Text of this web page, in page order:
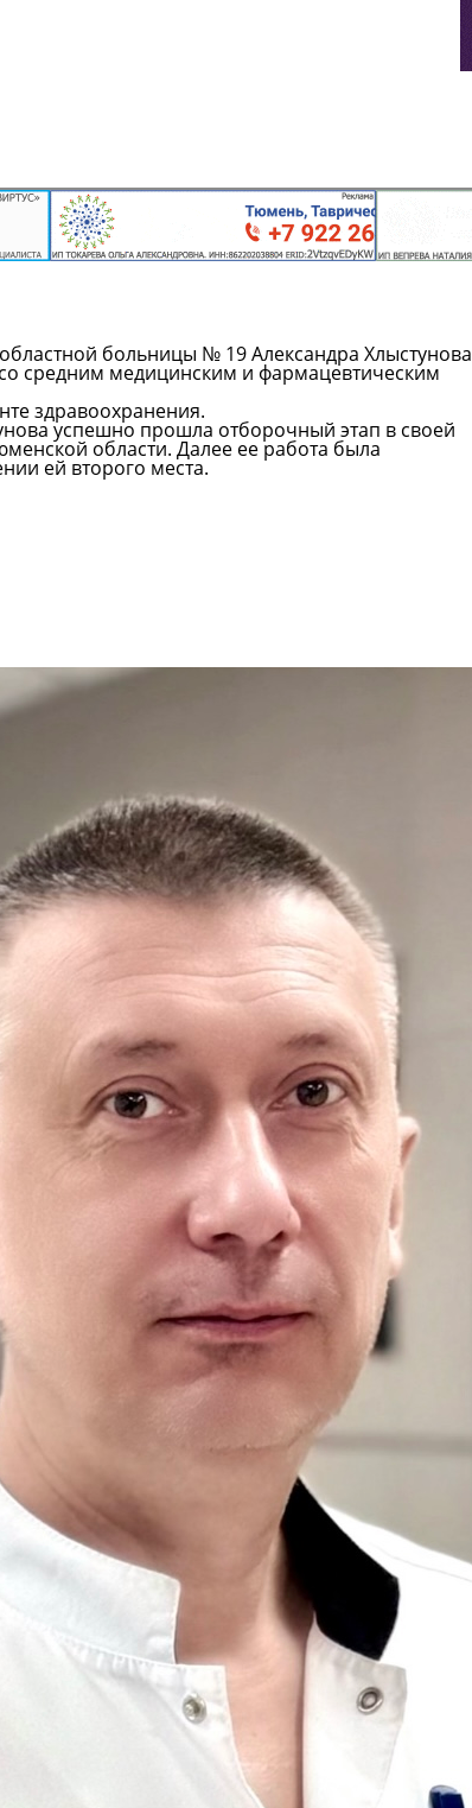
больницы № 19 Александра Хлыстунова
средним медицинским и фармацевтическим
здравоохранения.
успешно прошла отборочный этап в своей
области. Далее ее работа была
ей второго места.